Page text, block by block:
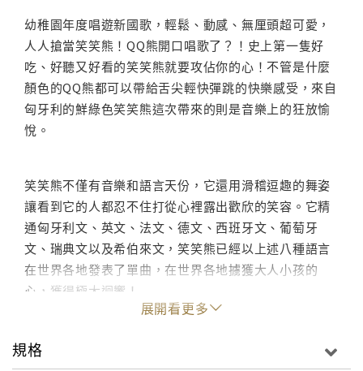
幼稚園年度唱遊新國歌，輕鬆、動感、無厘頭超可愛，
人人搶當笑笑熊！QQ熊開口唱歌了？！史上第一隻好
吃、好聽又好看的笑笑熊就要攻佔你的心！不管是什麼
顏色的QQ熊都可以帶給舌尖輕快彈跳的快樂感受，來自
匈牙利的鮮綠色笑笑熊這次帶來的則是音樂上的狂放愉
悅。
笑笑熊不僅有音樂和語言天份，它還用滑稽逗趣的舞姿
讓看到它的人都忍不住打從心裡露出歡欣的笑容。它精
通匈牙利文、英文、法文、德文、西班牙文、葡萄牙
文、瑞典文以及希伯來文，笑笑熊已經以上述八種語言
在世界各地發表了單曲，在世界各地擄獲大人小孩的
心，獲得極大迴響！
展開看更多
規格